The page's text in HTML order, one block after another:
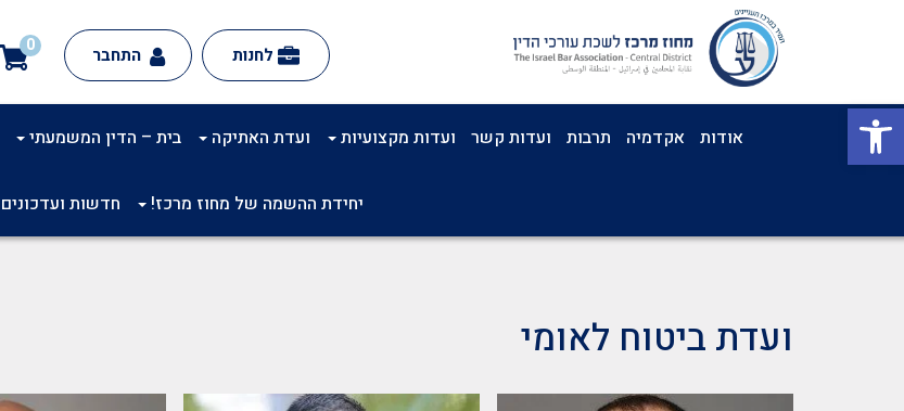
פתח סרגל נגישות
0 לחנות התחבר
אודות אקדמיה תרבות ועדות קשר ועדות מקצועיות ועדת האתיקה בית – הדין המשמעתי
יחידת ההשמה של מחוז מרכז! חדשות ועדכונים
ועדת ביטוח לאומי